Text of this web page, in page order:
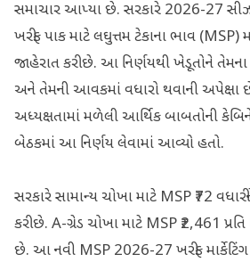
સમાચાર આપ્યા છે. સરકારે 2026-27
ખરીફ પાક માટે લઘુત્તમ ટેકાના ભાવ (MSP)
જાહેરાત કરી છે. આ નિર્ણયથી ખેડૂતોને
અને તેમની આવકમાં વધારો થવાની અપેક્ષા છે.
અધ્યક્ષતામાં મળેલી આર્થિક બાબતોની
બેઠકમાં આ નિર્ણય લેવામાં આવ્યો હતો.
સરકારે સામાન્ય ચોખા માટે MSP ₹72
કરી છે. A-ગ્રેડ ચોખા માટે MSP ₹2,461
છે. આ નવી MSP 2026-27 ખરીફ